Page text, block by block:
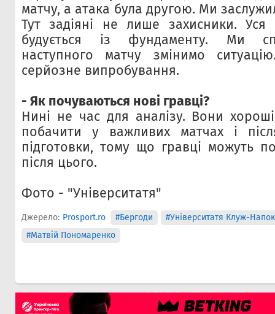
матчу, а атака була другою. Ми
Тут задіяні не лише захисники. Уся
будується із фундаменту. Ми
наступного матчу змінимо
серйозне випробування.
- Як почуваються нові гравці?
Нині не час для аналізу. Вони
побачити у важливих матчах і
підготовки, тому що гравці можуть
після цього.
Фото - "Університатя"
Джерело: Prosport.ro #Бергоди
#Університатя Клуж-
#Матвій Пономаренко